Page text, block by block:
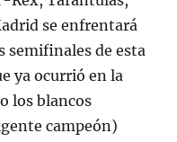
se enfrentará
semifinales de esta
ya ocurrió en la
los blancos
campeón)